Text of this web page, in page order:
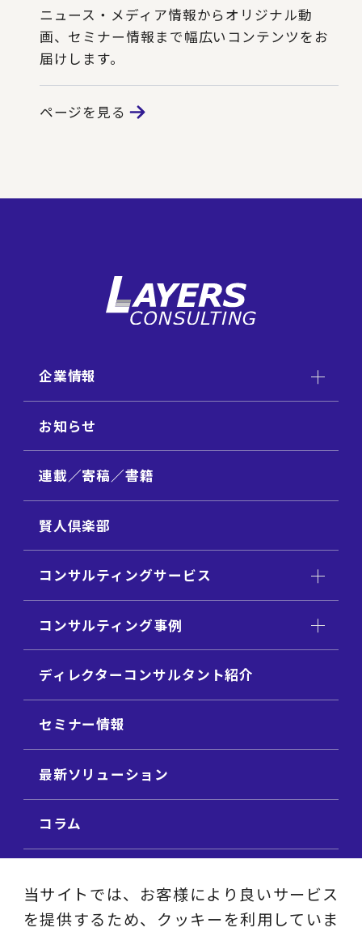
ニュース・メディア情報からオリジナル動
画、セミナー情報まで幅広いコンテンツをお
届けします。
ページを見る
企業情報
お知らせ
連載／寄稿／書籍
賢人倶楽部
コンサルティングサービス
コンサルティング事例
ディレクターコンサルタント紹介
セミナー情報
最新ソリューション
コラム
ビジネステーマ解説集
当サイトでは、お客様により良いサービス
を提供するため、クッキーを利用していま